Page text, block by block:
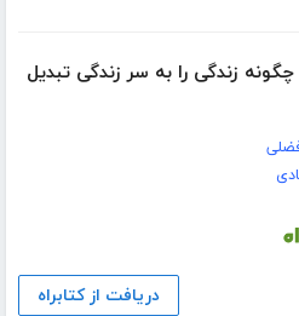
زندگی را به سر زندگی تبدیل
دریافت از کتابراه